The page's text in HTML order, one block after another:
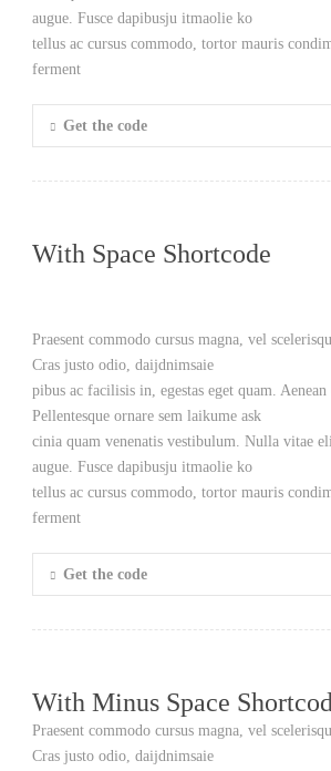
augue. Fusce dapibusju itmaolie ko
tellus ac cursus commodo, tortor mauris
ferment
Get the code
With Space Shortcode
Praesent commodo cursus magna, vel
Cras justo odio, daijdnimsaie
pibus ac facilisis in, egestas eget quam.
Pellentesque ornare sem laikume ask
cinia quam venenatis vestibulum. Nulla vitae
augue. Fusce dapibusju itmaolie ko
tellus ac cursus commodo, tortor mauris
ferment
Get the code
With Minus Space
Praesent commodo cursus magna, vel
Cras justo odio, daijdnimsaie